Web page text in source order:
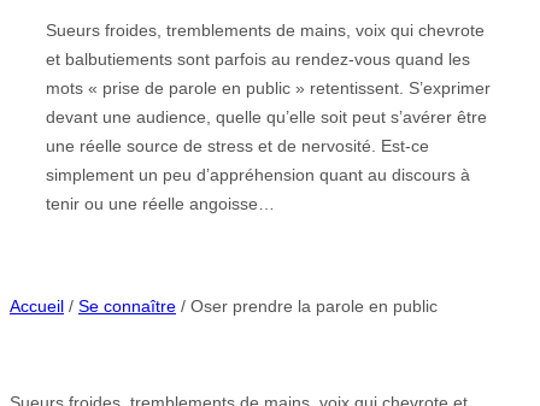
Sueurs froides, tremblements de mains, voix qui chevrote
et balbutiements sont parfois au rendez-vous quand les
mots « prise de parole en public » retentissent. S’exprimer
devant une audience, quelle qu’elle soit peut s’avérer être
une réelle source de stress et de nervosité. Est-ce
simplement un peu d’appréhension quant au discours à
tenir ou une réelle angoisse…
Accueil / Se connaître / Oser prendre la parole en public